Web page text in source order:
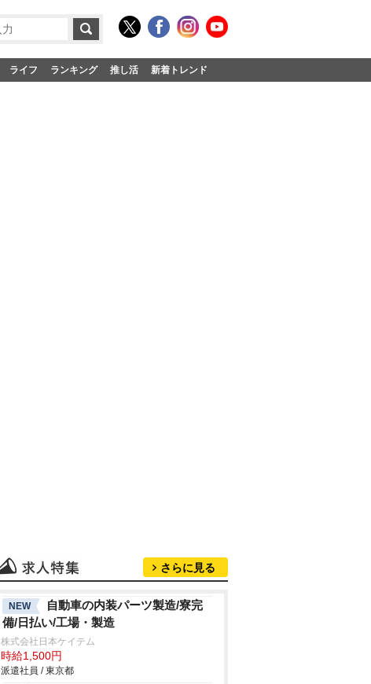
ライフ ランキング 推し活 新着トレンド
さらに見る
NEW
自動車の内装パーツ製造/寮完
備/日払い/工場・製造
株式会社日本ケイテム
時給1,500円
派遣社員 / 東京都